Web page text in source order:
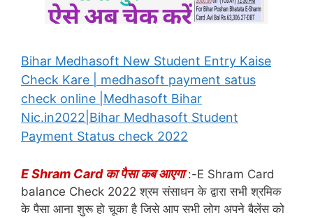
Bihar Medhasoft New Student Entry Kaise
Check Kare | medhasoft payment satus
check online |Medhasoft Bihar
Nic.in2022|Bihar Medhasoft Student
Payment Status check 2022
E Shram Card का पैसा कब आएगा:-E Shram Card
balance Check 2022 श्रम संसाधन के द्वारा सभी श्रमिक
के पैसा आना शुरू हो चूका है जिसे आप सभी लोग अपने बैलेंस को